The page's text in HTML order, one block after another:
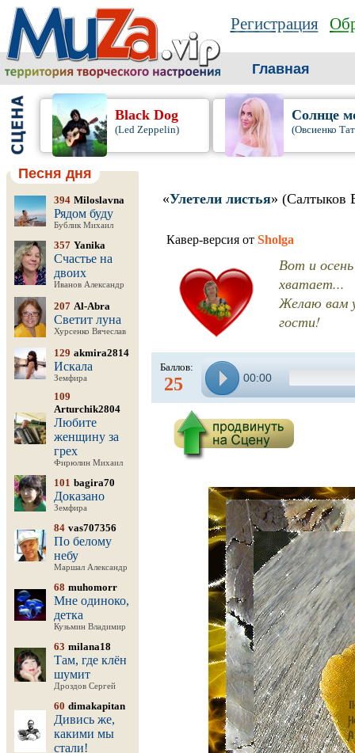
Регистрация
Главная
Black Dog
(Led Zeppelin)
Солнце
(Овсиенко
Песня дня
394 Miloslavna
Рядом буду
Бублик Михаил
357 Yanika
Счастье на
двоих
Иванов Александр
207 Al-Abra
Светит луна
Хурсенко Вячеслав
129 akmira2814
Искала
Земфира
109
Arturchik2804
Любите
женщину за
грех
Фирюлин Михаил
101 bagira70
Доказано
Земфира
84 vas707356
По белому
небу
Маршал Александр
68 muhomorr
Мне одиноко,
детка
Кузьмин Владимир
63 milana18
Там, где клён
шумит
Дроздов Сергей
60 dimakapitan
Дивись же,
какими мы
стали!
«Улетели листья» (Салтыков
Кавер-версия от Sholga
Вот и
хватает...
Желаю вам
гости!
Баллов:
25 00:00